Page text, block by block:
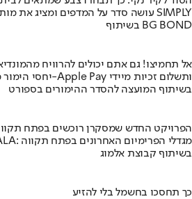
מומחה BG BOND עושה סדר על המדפים ומציג את מותג הצבע SIMPLY
בשיתוף BG BOND
אל תחמיצו! גם אתם יכולים להרוויח
יחסי הימור משופרים, הפקדות ב-Apple Pay ותשלום זכיות מיידי
בשיתוף המועצה להסדר ההימורים בספורט
הפרויקט החדש שמסקרן רוכשים בפתח
קבוצת אלמוג מציגה את פרויקט MALA: מגדלי הפרימיום האחרונים בפתח תקווה
בשיתוף קבוצת אלמוג
כך תחסכו בחשמל בלי להזיע